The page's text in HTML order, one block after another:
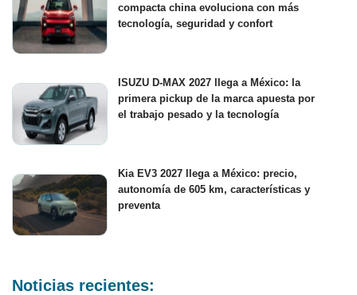
compacta china evoluciona con más
tecnología, seguridad y confort
ISUZU D-MAX 2027 llega a México: la
primera pickup de la marca apuesta por
el trabajo pesado y la tecnología
Kia EV3 2027 llega a México: precio,
autonomía de 605 km, características y
preventa
Noticias recientes: